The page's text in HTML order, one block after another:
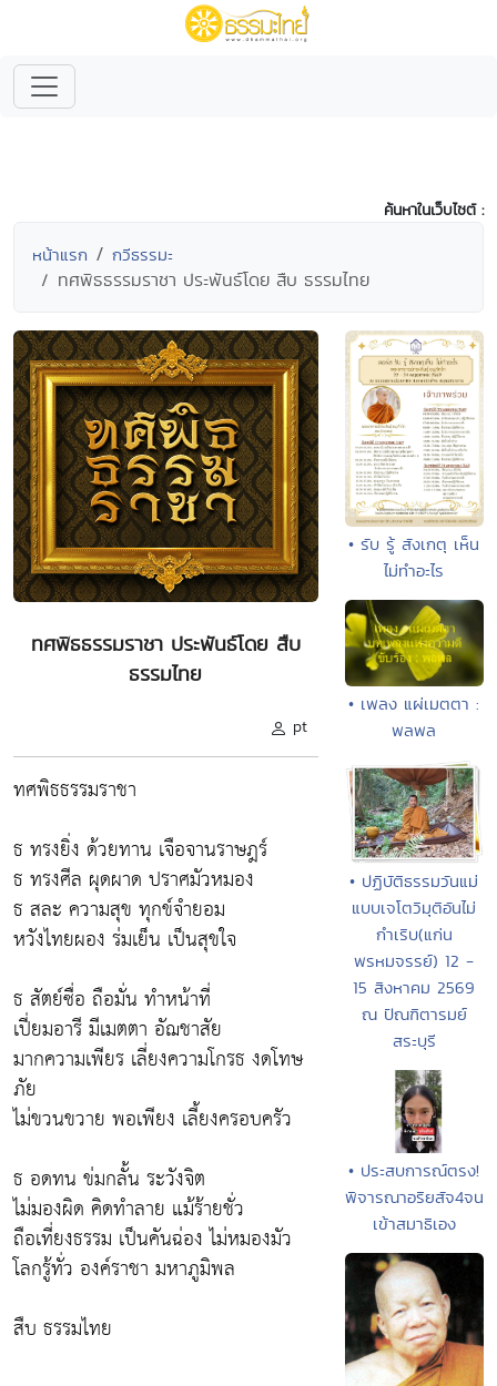
ค้นหาในเว็บไซต์ :
หน้าแรก กวีธรรมะ
ทศพิธธรรมราชา ประพันธ์โดย สืบ ธรรมไทย
ทศพิธธรรมราชา ประพันธ์โดย สืบ
ธรรมไทย
pt
ทศพิธธรรมราชา
ธ ทรงยิ่ง ด้วยทาน เจือจานราษฎร์
ธ ทรงศีล ผุดผาด ปราศมัวหมอง
ธ สละ ความสุข ทุกข์จำยอม
หวังไทยผอง ร่มเย็น เป็นสุขใจ
ธ สัตย์ซื่อ ถือมั่น ทำหน้าที่
เปี่ยมอารี มีเมตตา อัฌชาสัย
มากความเพียร เลี่ยงความโกรธ งดโทษ
ภัย
ไม่ขวนขวาย พอเพียง เลี้ยงครอบครัว
ธ อดทน ข่มกลั้น ระวังจิต
ไม่มองผิด คิดทำลาย แม้ร้ายชั่ว
ถือเที่ยงธรรม เป็นคันฉ่อง ไม่หมองมัว
โลกรู้ทั่ว องค์ราชา มหาภูมิพล
สืบ ธรรมไทย
• รับ รู้ สังเกตุ เห็น
ไม่ทำอะไร
• เพลง แผ่เมตตา :
พลพล
• ปฏิบัติธรรมวันแม่
แบบเจโตวิมุติอันไม่
กำเริบ(แก่น
พรหมจรรย์) 12 -
15 สิงหาคม 2569
ณ ปัณฑิตารมย์
สระบุรี
• ประสบการณ์ตรง!
พิจารณาอริยสัจ4จน
เข้าสมาธิเอง